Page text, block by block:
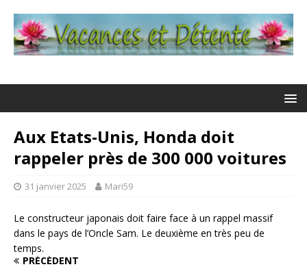
Aux Etats-Unis, Honda doit
rappeler près de 300 000 voitures
31 janvier 2025 Mari59
Le constructeur japonais doit faire face à un rappel massif
dans le pays de l’Oncle Sam. Le deuxième en très peu de
temps.
PRÉCÉDENT